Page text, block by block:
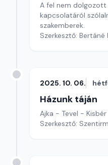
A fel nem dolgozott
kapcsolatáról
szakemberek.
Szerkesztő: Bertáné
2025. 10. 06.
Házunk táján
Ajka - Tevel - Kisbér
Szerkesztő: